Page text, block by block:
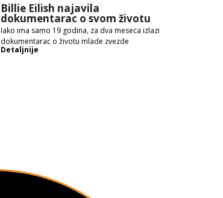
Billie Eilish najavila
dokumentarac o svom životu
Iako ima samo 19 godina, za dva meseca izlazi
dokumentarac o životu mlade zvezde
Detaljnije